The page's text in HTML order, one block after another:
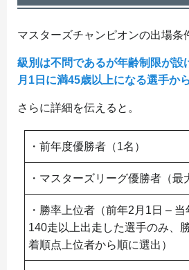
マスターズチャンピオンの出場条
級別は不問であるが年齢制限が設
月1日に満45歳以上になる選手か
さらに詳細を伝えると。
・前年度優勝者（1名）
・マスターズリーグ優勝者（最
・勝率上位者（前年2月1日 –
140走以上出走した選手のみ、
着順点上位者から順に選出）